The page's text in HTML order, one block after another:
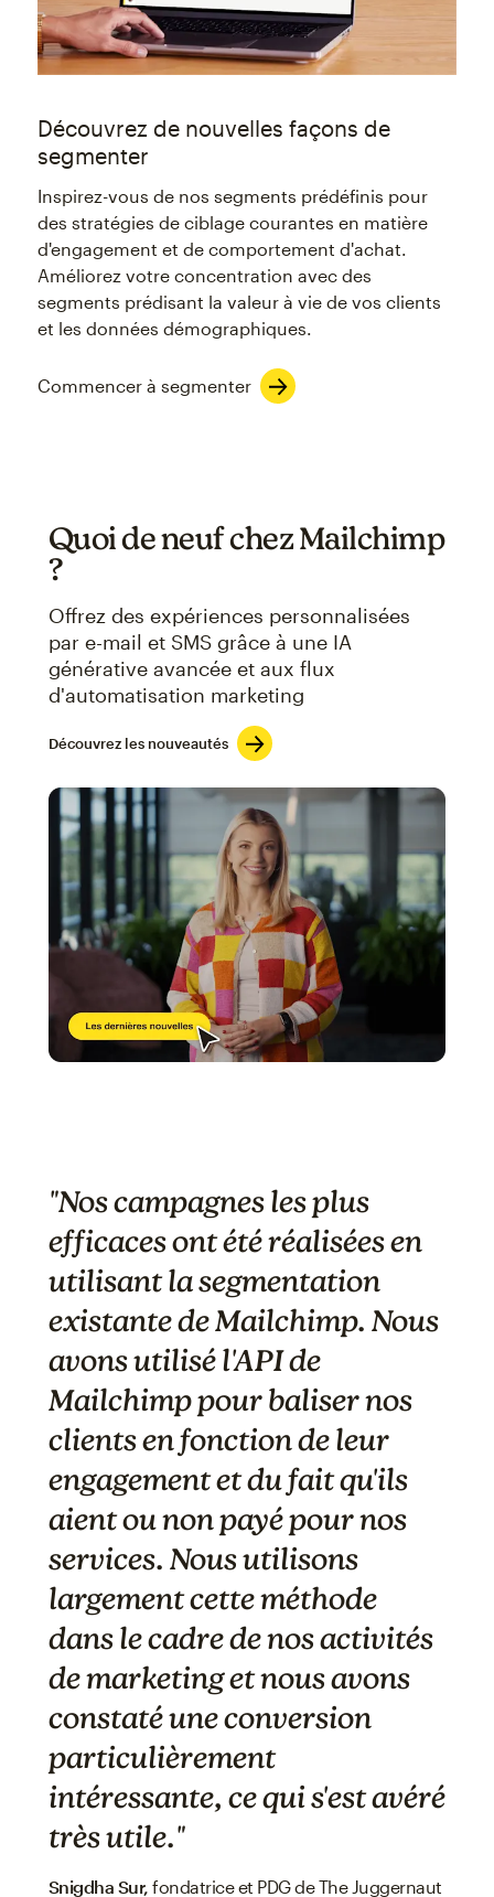
Découvrez de nouvelles façons de
segmenter
Inspirez-vous de nos segments prédéfinis pour
des stratégies de ciblage courantes en matière
d'engagement et de comportement d'achat.
Améliorez votre concentration avec des
segments prédisant la valeur à vie de vos clients
et les données démographiques.
Commencer à segmenter
Quoi de neuf chez Mailchimp
?
Offrez des expériences personnalisées
par e-mail et SMS grâce à une IA
générative avancée et aux flux
d'automatisation marketing
Découvrez les nouveautés
"Nos campagnes les plus
efficaces ont été réalisées en
utilisant la segmentation
existante de Mailchimp. Nous
avons utilisé l'API de
Mailchimp pour baliser nos
clients en fonction de leur
engagement et du fait qu'ils
aient ou non payé pour nos
services. Nous utilisons
largement cette méthode
dans le cadre de nos activités
de marketing et nous avons
constaté une conversion
particulièrement
intéressante, ce qui s'est avéré
très utile."
Snigdha Sur, fondatrice et PDG de The Juggernaut